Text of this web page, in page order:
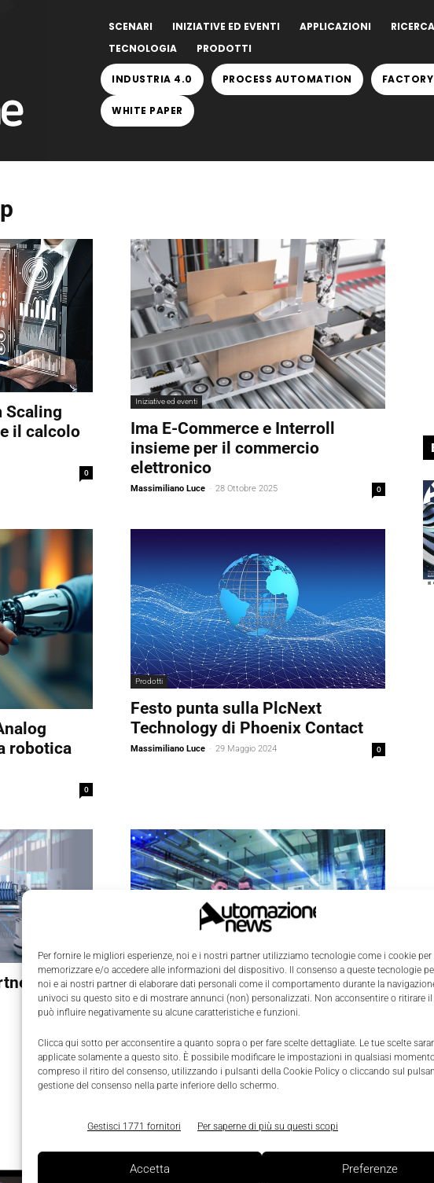
Per fornire le migliori esperienze, noi e i nostri partner utilizziamo tecnologie come i cookie per
memorizzare e/o accedere alle informazioni del dispositivo. Il consenso a queste tecnologie
noi e ai nostri partner di elaborare dati personali come il comportamento durante la
univoci su questo sito e di mostrare annunci (non) personalizzati. Non acconsentire o ritirare
può influire negativamente su alcune caratteristiche e funzioni.
Clicca qui sotto per acconsentire a quanto sopra o per fare scelte dettagliate. Le tue scelte
applicate solamente a questo sito. È possibile modificare le impostazioni in qualsiasi
compreso il ritiro del consenso, utilizzando i pulsanti della Cookie Policy o cliccando sul
gestione del consenso nella parte inferiore dello schermo.
Gestisci 1771 fornitori Per saperne di più su questi scopi
Accetta Preferenze
SCENARI INIZIATIVE ED EVENTI APPLICAZIONI
TECNOLOGIA
PRODOTTI
INDUSTRIA 4.0 PROCESS AUTOMATION
WHITE PAPER
Scaling
il calcolo
0
Iniziative ed eventi
Ima E-Commerce e Interroll
insieme per il commercio
elettronico
Massimiliano Luce - 28 Ottobre 2025 0
robotica
0
Prodotti
Festo punta sulla PlcNext
Technology di Phoenix Contact
Massimiliano Luce - 29 Maggio 2024 0
di
Digital Transformation
Telmotor sigla il suo ingresso
nella piattaforma Siemens
Xcelerator
Massimiliano Luce 29 Agosto 2023